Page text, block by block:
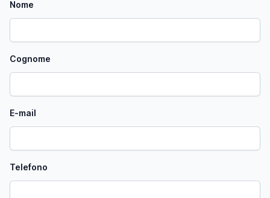
Nome
Cognome
E-mail
Telefono